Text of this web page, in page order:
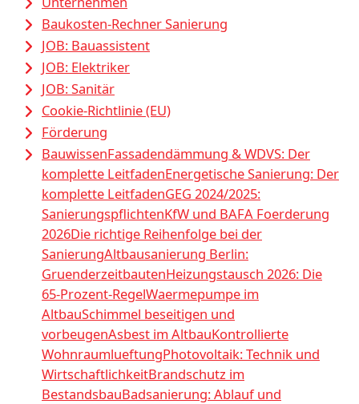
Baukosten-Rechner Sanierung
JOB: Bauassistent
JOB: Elektriker
JOB: Sanitär
Cookie-Richtlinie (EU)
Förderung
BauwissenFassadendämmung & WDVS: Der
komplette LeitfadenEnergetische Sanierung: Der
komplette LeitfadenGEG 2024/2025:
SanierungspflichtenKfW und BAFA Foerderung
2026Die richtige Reihenfolge bei der
SanierungAltbausanierung Berlin:
GruenderzeitbautenHeizungstausch 2026: Die
65-Prozent-RegelWaermepumpe im
AltbauSchimmel beseitigen und
vorbeugenAsbest im AltbauKontrollierte
WohnraumlueftungPhotovoltaik: Technik und
WirtschaftlichkeitBrandschutz im
BestandsbauBadsanierung: Ablauf und